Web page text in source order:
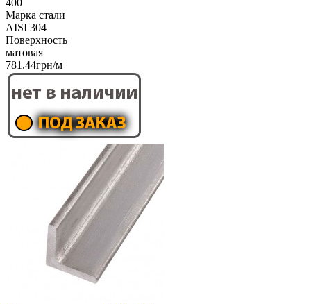
400
Марка стали
AISI 304
Поверхность
матовая
781.44грн/м